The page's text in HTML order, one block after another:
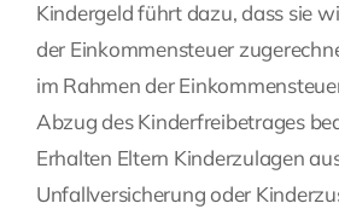
Kindergeld führt dazu, dass sie
der Einkommensteuer
im Rahmen der
Abzug des Kinderfreibetrages
Erhalten Eltern Kinderzulagen
Unfallversicherung oder